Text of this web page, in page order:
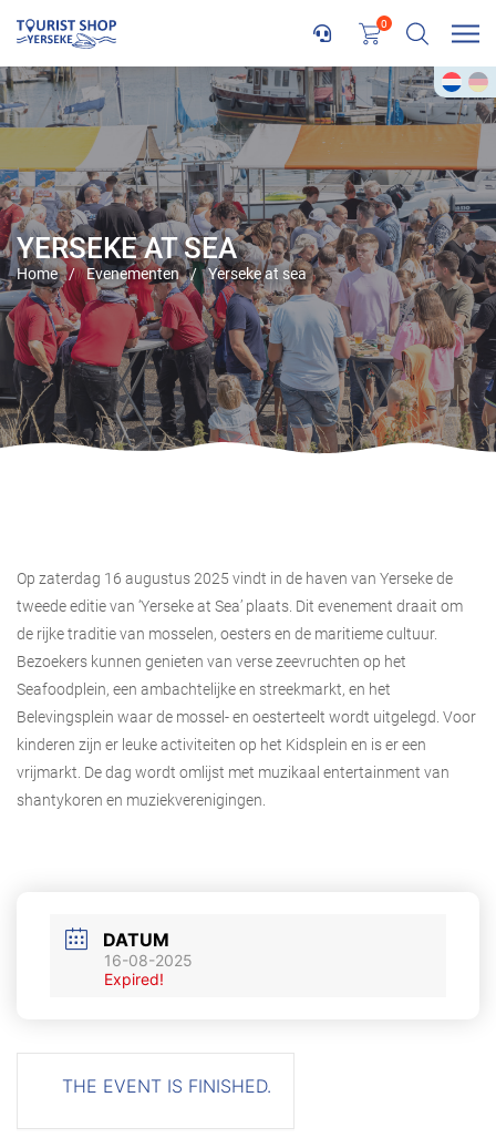
0
YERSEKE AT SEA
Home / Evenementen / Yerseke at sea
Op zaterdag 16 augustus 2025 vindt in de haven van Yerseke de
tweede editie van ‘Yerseke at Sea’ plaats. Dit evenement draait om
de rijke traditie van mosselen, oesters en de maritieme cultuur.
Bezoekers kunnen genieten van verse zeevruchten op het
Seafoodplein, een ambachtelijke en streekmarkt, en het
Belevingsplein waar de mossel- en oesterteelt wordt uitgelegd. Voor
kinderen zijn er leuke activiteiten op het Kidsplein en is er een
vrijmarkt. De dag wordt omlijst met muzikaal entertainment van
shantykoren en muziekverenigingen.
DATUM
16-08-2025
Expired!
THE EVENT IS FINISHED.